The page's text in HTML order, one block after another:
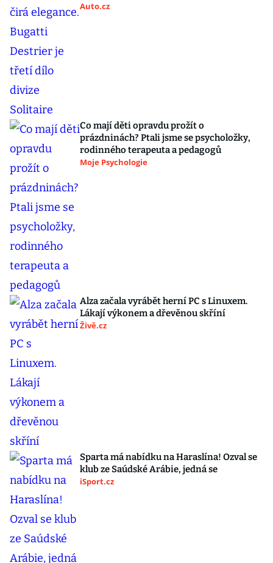
Auto.cz
Co mají děti opravdu prožít o
prázdninách? Ptali jsme se psycholožky,
rodinného terapeuta a pedagogů
Moje Psychologie
Alza začala vyrábět herní PC s Linuxem.
Lákají výkonem a dřevěnou skříní
Živě.cz
Sparta má nabídku na Haraslína! Ozval se
klub ze Saúdské Arábie, jedná se
iSport.cz